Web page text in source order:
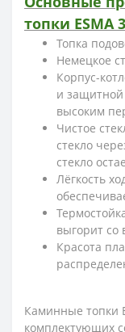
топки ESMA
Топка
Немецкое
Корпус-
и защитной
высоким
Чистое
стекло
стекло
Лёгкость
выгорит со
Красота
Каминные топки
комплектующих